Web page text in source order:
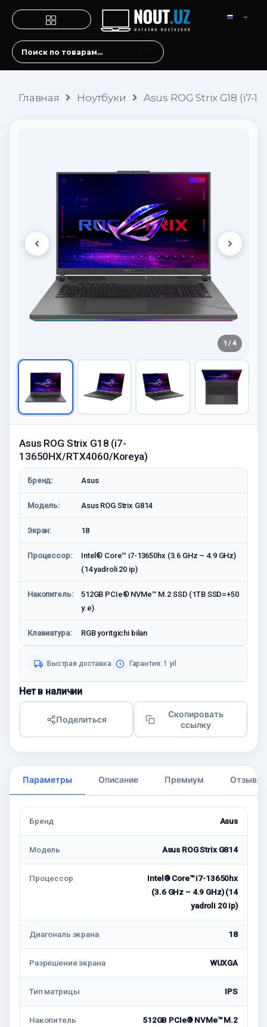
Главная Ноутбуки Asus ROG Strix G18 (i7-
1 / 4
Asus ROG Strix G18 (i7-
13650HX/RTX4060/Koreya)
Бренд: Asus
Модель: Asus ROG Strix G814
Экран: 18
Процессор:
Intel® Core™ i7-13650hx (3.6 GHz – 4.9 GHz)
(14 yadroli 20 ip)
Накопитель:
512GB PCIe® NVMe™ M.2 SSD (1TB SSD=+50
у.е)
Клавиатура: RGB yoritgichi bilan
Быстрая доставка Гарантия: 1 yil
Нет в наличии
Поделиться
Скопировать
ссылку
Параметры Описание Премиум Отзывы
Бренд Asus
Модель Asus ROG Strix G814
Процессор
Intel® Core™ i7-13650hx
(3.6 GHz – 4.9 GHz) (14
yadroli 20 ip)
Диагональ экрана 18
Разрешение экрана WUXGA
Тип матрицы IPS
Накопитель
512GB PCIe® NVMe™ M.2